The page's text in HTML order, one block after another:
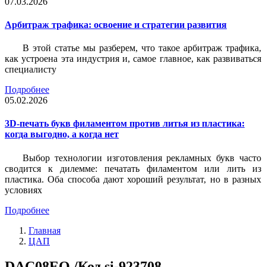
Арбитраж трафика: освоение и стратегии развития
В этой статье мы разберем, что такое арбитраж трафика,
как устроена эта индустрия и, самое главное, как развиваться
специалисту
Подробнее
05.02.2026
3D-печать букв филаментом против литья из пластика:
когда выгодно, а когда нет
Выбор технологии изготовления рекламных букв часто
сводится к дилемме: печатать филаментом или лить из
пластика. Оба способа дают хороший результат, но в разных
условиях
Подробнее
Главная
ЦАП